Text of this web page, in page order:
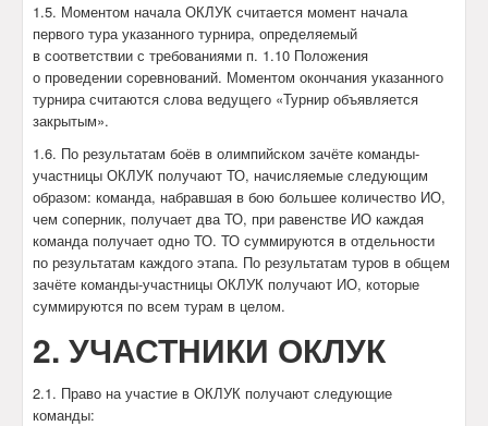
1.5. Моментом начала ОКЛУК считается момент начала
первого тура указанного турнира, определяемый
в соответствии с требованиями п. 1.10 Положения
о проведении соревнований. Моментом окончания указанного
турнира считаются слова ведущего «Турнир объявляется
закрытым».
1.6. По результатам боёв в олимпийском зачёте команды-
участницы ОКЛУК получают ТО, начисляемые следующим
образом: команда, набравшая в бою большее количество ИО,
чем соперник, получает два ТО, при равенстве ИО каждая
команда получает одно ТО. ТО суммируются в отдельности
по результатам каждого этапа. По результатам туров в общем
зачёте команды-участницы ОКЛУК получают ИО, которые
суммируются по всем турам в целом.
2. УЧАСТНИКИ ОКЛУК
2.1. Право на участие в ОКЛУК получают следующие
команды: